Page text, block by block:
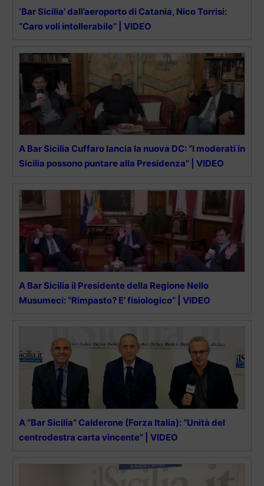
‘Bar Sicilia’ dall’aeroporto di Catania, Nico Torrisi:
“Caro voli intollerabile” | VIDEO
A Bar Sicilia Cuffaro lancia la nuova DC: “I moderati in
Sicilia possono puntare alla Presidenza” | VIDEO
A Bar Sicilia il Presidente della Regione Nello
Musumeci: “Rimpasto? E’ fisiologico” | VIDEO
A “Bar Sicilia” Calderone (Forza Italia): “Unità del
centrodestra carta vincente” | VIDEO